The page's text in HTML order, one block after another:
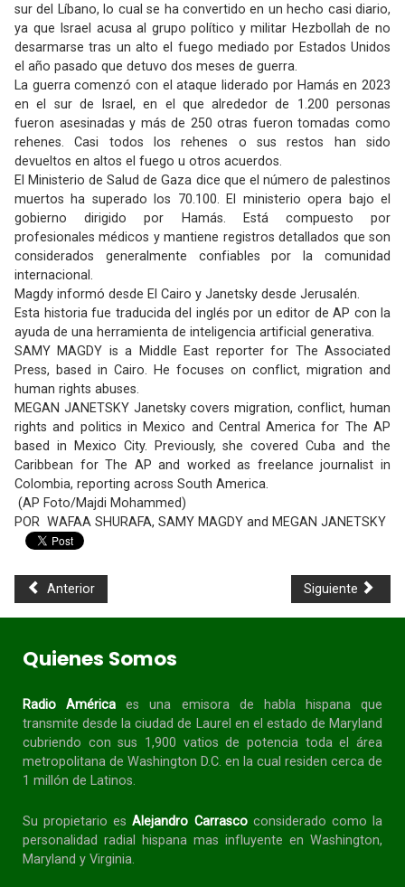
sur del Líbano, lo cual se ha convertido en un hecho casi diario,
ya que Israel acusa al grupo político y militar Hezbollah de no
desarmarse tras un alto el fuego mediado por Estados Unidos
el año pasado que detuvo dos meses de guerra.
La guerra comenzó con el ataque liderado por Hamás en 2023
en el sur de Israel, en el que alrededor de 1.200 personas
fueron asesinadas y más de 250 otras fueron tomadas como
rehenes. Casi todos los rehenes o sus restos han sido
devueltos en altos el fuego u otros acuerdos.
El Ministerio de Salud de Gaza dice que el número de palestinos
muertos ha superado los 70.100. El ministerio opera bajo el
gobierno dirigido por Hamás. Está compuesto por
profesionales médicos y mantiene registros detallados que son
considerados generalmente confiables por la comunidad
internacional.
Magdy informó desde El Cairo y Janetsky desde Jerusalén.
Esta historia fue traducida del inglés por un editor de AP con la
ayuda de una herramienta de inteligencia artificial generativa.
SAMY MAGDY is a Middle East reporter for The Associated
Press, based in Cairo. He focuses on conflict, migration and
human rights abuses.
MEGAN JANETSKY Janetsky covers migration, conflict, human
rights and politics in Mexico and Central America for The AP
based in Mexico City. Previously, she covered Cuba and the
Caribbean for The AP and worked as freelance journalist in
Colombia, reporting across South America.
(AP Foto/Majdi Mohammed)
POR WAFAA SHURAFA, SAMY MAGDY and MEGAN JANETSKY
Anterior Siguiente
Quienes Somos
Radio América es una emisora de habla hispanaque
transmite desde la ciudad de Laurel en el estado de Maryland
cubriendo con sus 1,900 vatios de potencia toda el área
metropolitana de Washington D.C. en la cual residen cerca de
1 millón de Latinos.
Su propietario esAlejandro Carrascoconsiderado como la
personalidad radial
hispana mas influyente en Washington,
Maryland y Virginia.